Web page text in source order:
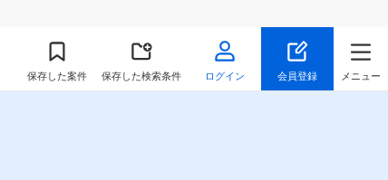
保存した案件 保存した検索条件 ログイン 会員登録 メニュー